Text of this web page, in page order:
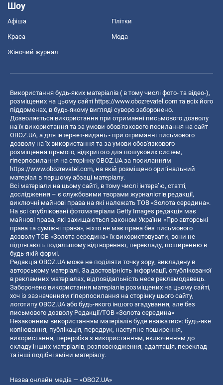
Шоу
Афіша Плітки
Краса Мода
Жіночий журнал
Використання будь-яких матеріалів ( в тому числі фото- та відео-),
розміщених на цьому сайті https://www.obozrevatel.com та всіх його
піддоменах, в будь-якому вигляді суворо заборонено.
Дозволяється використання при отриманні письмового дозволу
на їх використання та за умови обов'язкового посилання на сайт
OBOZ.UA, а для інтернет-видань - при отриманні письмового
дозволу на їх використання та за умови обов'язкового
розміщення прямого, відкритого для пошукових систем,
гіперпосилання на сторінку OBOZ.UA за посиланням
https://www.obozrevatel.com, на якій розміщено оригінальний
матеріал в першому абзаці матеріалу.
Всі матеріали на цьому сайті, в тому числі інтерв’ю, статті,
дослідження – є службовими творами журналістів редакції,
виключні майнові права на які належать ТОВ «Золота середина».
На всі опубліковані фотоматеріали Getty Images редакція має
майнові права, які захищаються законом України «Про авторські
права та суміжні права», ніхто не має права без письмового
дозволу ТОВ «Золота середина» їх використовувати, вони не
підлягають подальшому відтворенню, перекладу, поширенню в
будь-якій формі.
Редакція OBOZ.UA може не поділяти точку зору, викладену в
авторському матеріалі. За достовірність інформації, опублікованої
в рекламних матеріалах, відповідальність несе рекламодавець.
Заборонено використання матеріалів розміщених на цьому сайті,
хоч із зазначенням гіперпосилання на сторінку цього сайту,
логотипу OBOZ.UA або будь-якого іншого згадування, але без
письмового дозволу Редакції/ТОВ «Золота середина»
Незаконним використанням матеріалів буде вважатися: будь-яке
копiювання, публiкацiя, передрук, наступне поширення,
використання, переробка з використанням, включенням до
складу інших матеріалів, розповсюдження, адаптація, переклад
та інші подібні зміни матеріалу.
Назва онлайн медіа — «OBOZ.UA»